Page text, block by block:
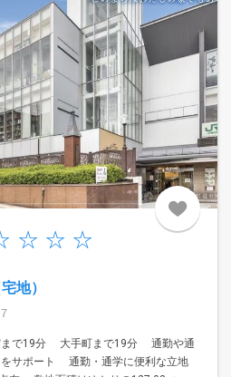
地）
まで19分 大手町まで19分 通勤や通
をサポート 通勤・通学に便利な立地